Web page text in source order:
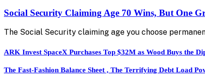
Social Security Claiming Age 70 Wins, But One
The Social Security claiming age you choose
ARK Invest SpaceX Purchases Top $32M as Wood Buys the
The Fast-Fashion Balance Sheet , The Terrifying Debt Load